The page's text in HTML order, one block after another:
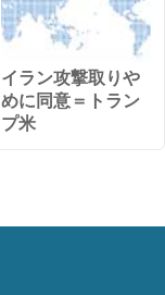
イラン攻撃取りや
めに同意＝トラン
プ米